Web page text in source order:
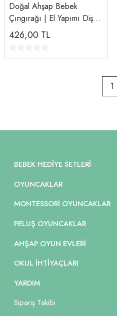
Doğal Ahşap Bebek
Çıngırağı | El Yapımı Diş
Kaşıyıcı | Organik
Zeytinyağlı Cila
426,00 TL
1
BEBEK HEDIYE SETLERI
OYUNCAKLAR
MONTESSORI OYUNCAKLAR
PELUŞ OYUNCAKLAR
AHŞAP OYUN EVLERI
OKUL İHTIYAÇLARI
YARDIM
Sipariş Takibi